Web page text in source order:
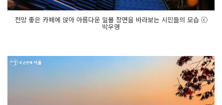
전망 좋은 카페에 앉아 아름다운 일몰 장면을 바라보는 시민들의 모습 ⓒ
박우영